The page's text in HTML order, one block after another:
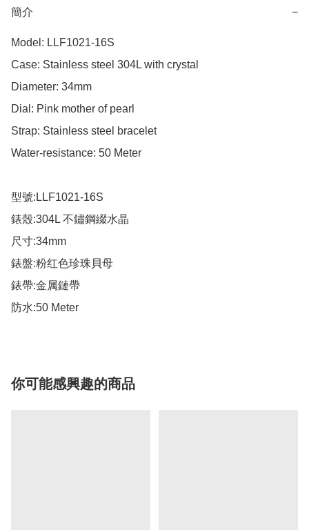
簡介 −
Model: LLF1021-16S
Case: Stainless steel 304L with crystal
Diameter: 34mm
Dial: Pink mother of pearl
Strap: Stainless steel bracelet
Water-resistance: 50 Meter
型號:LLF1021-16S
錶殼:304L 不鏽鋼綴水晶
尺寸:34mm
錶盤:粉红色珍珠貝母
錶帶:金属鏈帶
防水:50 Meter
你可能感興趣的商品